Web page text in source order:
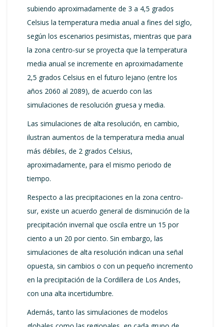
subiendo aproximadamente de 3 a 4,5 grados
Celsius la temperatura media anual a fines del siglo,
según los escenarios pesimistas, mientras que para
la zona centro-sur se proyecta que la temperatura
media anual se incremente en aproximadamente
2,5 grados Celsius en el futuro lejano (entre los
años 2060 al 2089), de acuerdo con las
simulaciones de resolución gruesa y media.
Las simulaciones de alta resolución, en cambio,
ilustran aumentos de la temperatura media anual
más débiles, de 2 grados Celsius,
aproximadamente, para el mismo periodo de
tiempo.
Respecto a las precipitaciones en la zona centro-
sur, existe un acuerdo general de disminución de la
precipitación invernal que oscila entre un 15 por
ciento a un 20 por ciento. Sin embargo, las
simulaciones de alta resolución indican una señal
opuesta, sin cambios o con un pequeño incremento
en la precipitación de la Cordillera de Los Andes,
con una alta incertidumbre.
Además, tanto las simulaciones de modelos